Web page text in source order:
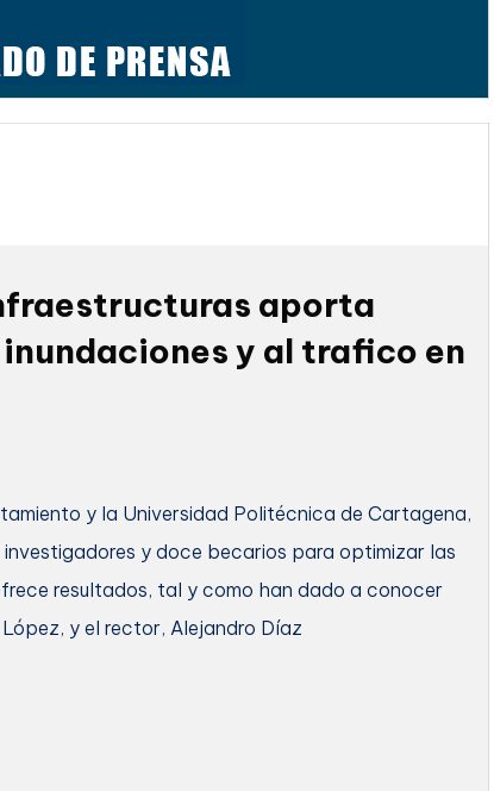
aporta
y al trafico en
y la Universidad Politécnica de Cartagena,
y doce becarios para optimizar las
resultados, tal y como han dado a conocer
y el rector, Alejandro Díaz